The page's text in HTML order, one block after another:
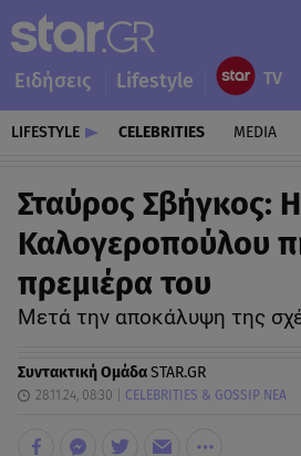
Ειδήσεις Lifestyle
LIFESTYLE CELEBRITIES MEDIA
Σταύρος Σβήγκος:
Καλογεροπούλου
πρεμιέρα του
Μετά την αποκάλυψη της
Συντακτική ΟμάδαSTAR.GR
28.11.24, 08:30 CELEBRITIES & GOSSIP ΝΕΑ